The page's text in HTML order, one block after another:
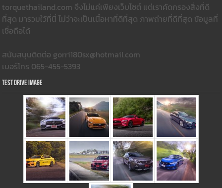
torquethailand.com จึงไม่แค่เพียงเว็บไซต์ แต่เราคัดกรองสิ่งที่ดี
ที่สุด มารวมใว้ที่นี่ ไม่ว่าจะเป็นเนื้อหาที่ดีที่สุด ภาพถ่ายที่ดีที่สุด ข้อมูลที่
เชื่อถือได้
สนับสนุนติดต่อ gorri180sx@hotmail.com
เบอร์โทร 065-455-5393
Test Drive Image